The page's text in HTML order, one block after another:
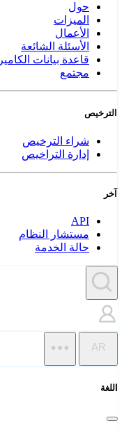
حول
الميزات
الأعمال
الأسئلة الشائعة
قاعدة بيانات الكاميرا
مجتمع
الترخيص
شراء الترخيص
إدارة التراخيص
آخر
API
مستشار النظام
حالة الخدمة
AR
اللغة